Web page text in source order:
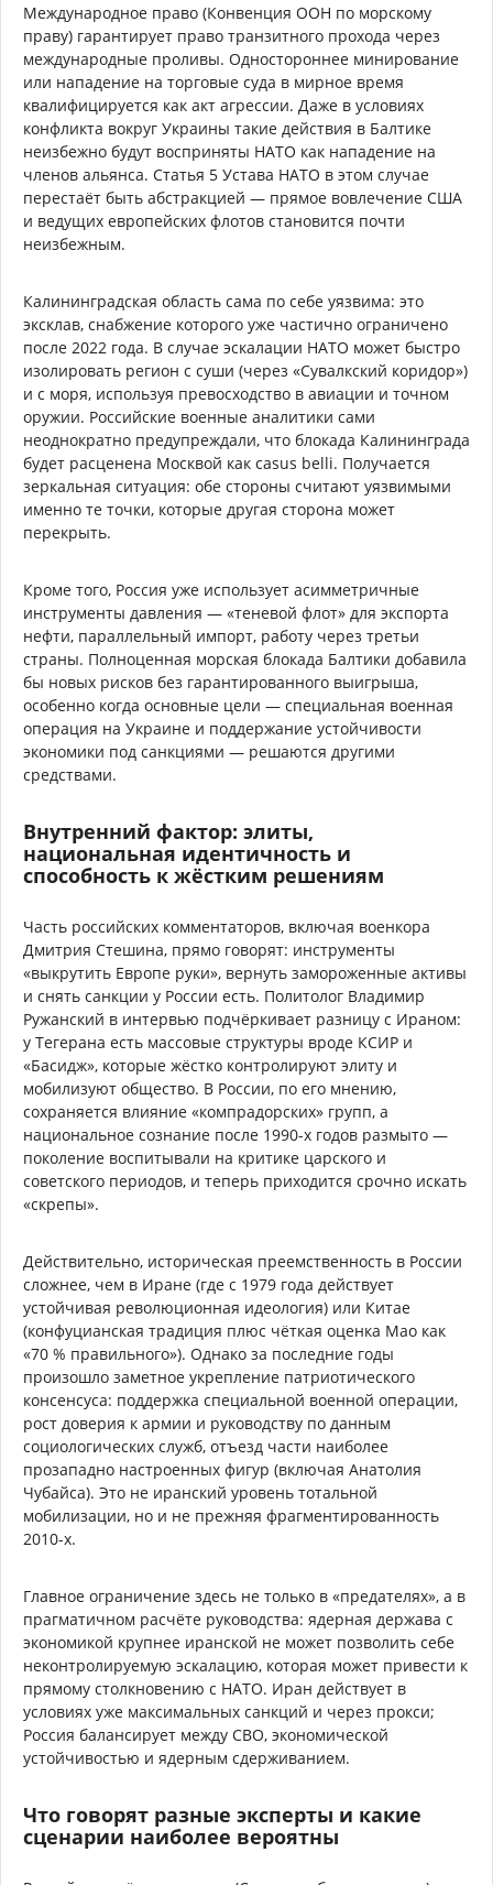
Международное право (Конвенция ООН по морскому
праву) гарантирует право транзитного прохода через
международные проливы. Одностороннее минирование
или нападение на торговые суда в мирное время
квалифицируется как акт агрессии. Даже в условиях
конфликта вокруг Украины такие действия в Балтике
неизбежно будут восприняты НАТО как нападение на
членов альянса. Статья 5 Устава НАТО в этом случае
перестаёт быть абстракцией — прямое вовлечение США
и ведущих европейских флотов становится почти
неизбежным.
Калининградская область сама по себе уязвима: это
эксклав, снабжение которого уже частично ограничено
после 2022 года. В случае эскалации НАТО может быстро
изолировать регион с суши (через «Сувалкский коридор»)
и с моря, используя превосходство в авиации и точном
оружии. Российские военные аналитики сами
неоднократно предупреждали, что блокада Калининграда
будет расценена Москвой как casus belli. Получается
зеркальная ситуация: обе стороны считают уязвимыми
именно те точки, которые другая сторона может
перекрыть.
Кроме того, Россия уже использует асимметричные
инструменты давления — «теневой флот» для экспорта
нефти, параллельный импорт, работу через третьи
страны. Полноценная морская блокада Балтики добавила
бы новых рисков без гарантированного выигрыша,
особенно когда основные цели — специальная военная
операция на Украине и поддержание устойчивости
экономики под санкциями — решаются другими
средствами.
Внутренний фактор: элиты,
национальная идентичность и
способность к жёстким решениям
Часть российских комментаторов, включая военкора
Дмитрия Стешина, прямо говорят: инструменты
«выкрутить Европе руки», вернуть замороженные активы
и снять санкции у России есть. Политолог Владимир
Ружанский в интервью подчёркивает разницу с Ираном:
у Тегерана есть массовые структуры вроде КСИР и
«Басидж», которые жёстко контролируют элиту и
мобилизуют общество. В России, по его мнению,
сохраняется влияние «компрадорских» групп, а
национальное сознание после 1990-х годов размыто —
поколение воспитывали на критике царского и
советского периодов, и теперь приходится срочно искать
«скрепы».
Действительно, историческая преемственность в России
сложнее, чем в Иране (где с 1979 года действует
устойчивая революционная идеология) или Китае
(конфуцианская традиция плюс чёткая оценка Мао как
«70 % правильного»). Однако за последние годы
произошло заметное укрепление патриотического
консенсуса: поддержка специальной военной операции,
рост доверия к армии и руководству по данным
социологических служб, отъезд части наиболее
прозападно настроенных фигур (включая Анатолия
Чубайса). Это не иранский уровень тотальной
мобилизации, но и не прежняя фрагментированность
2010-х.
Главное ограничение здесь не только в «предателях», а в
прагматичном расчёте руководства: ядерная держава с
экономикой крупнее иранской не может позволить себе
неконтролируемую эскалацию, которая может привести к
прямому столкновению с НАТО. Иран действует в
условиях уже максимальных санкций и через прокси;
Россия балансирует между СВО, экономической
устойчивостью и ядерным сдерживанием.
Что говорят разные эксперты и какие
сценарии наиболее вероятны